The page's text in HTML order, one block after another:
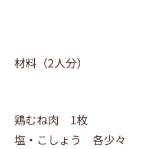
材料（2人分）
鶏むね肉 1枚
塩・こしょう 各少々